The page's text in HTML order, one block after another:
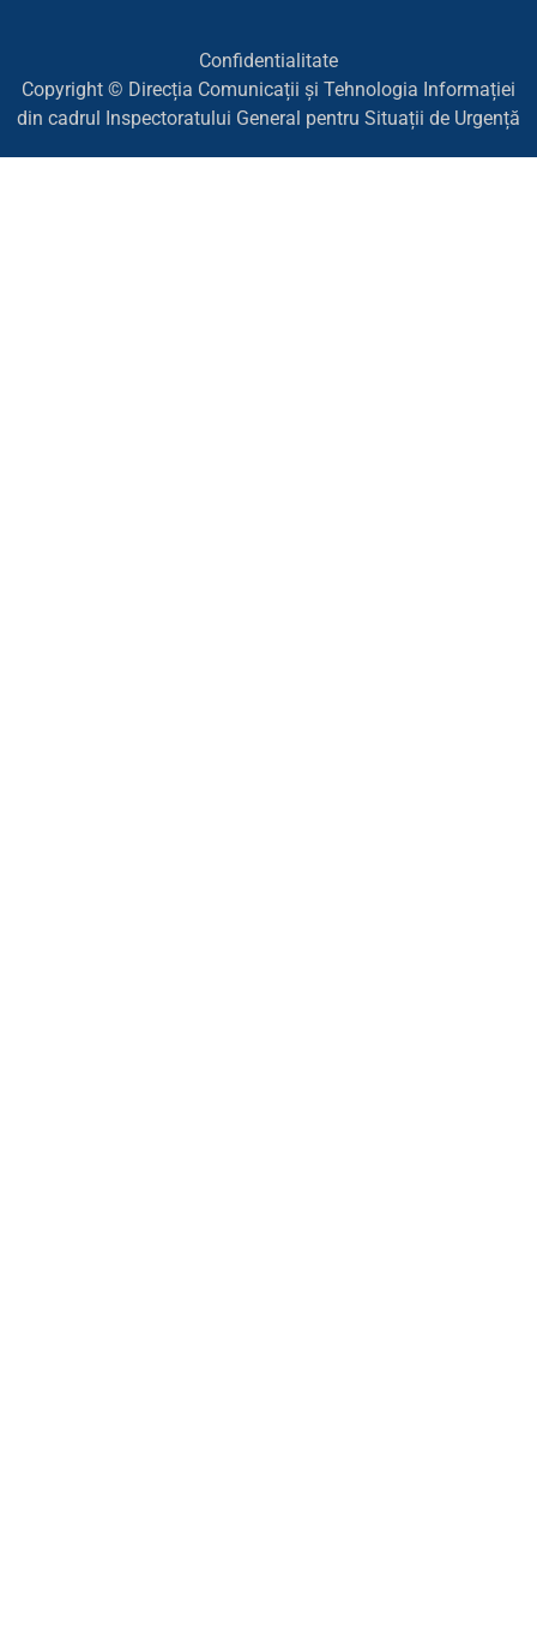
Confidentialitate
Copyright © Direcția Comunicații și Tehnologia Informației
din cadrul Inspectoratului General pentru Situații de Urgență